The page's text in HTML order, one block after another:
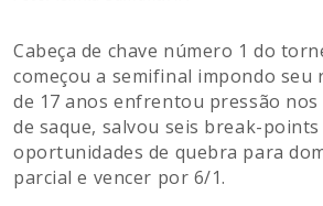
Cabeça de chave número 1 do
começou a semifinal impondo seu
de 17 anos enfrentou pressão
de saque, salvou seis break-
oportunidades de quebra para
parcial e vencer por 6/1.